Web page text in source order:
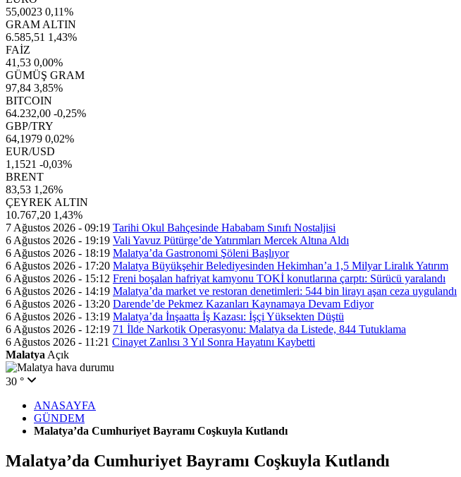
55,0023 0,11%
GRAM ALTIN
6.585,51 1,43%
FAİZ
41,53 0,00%
GÜMÜŞ GRAM
97,84 3,85%
BITCOIN
64.232,00 -0,25%
GBP/TRY
64,1979 0,02%
EUR/USD
1,1521 -0,03%
BRENT
83,53 1,26%
ÇEYREK ALTIN
10.767,20 1,43%
7 Ağustos 2026 - 09:19 Tarihi Okul Bahçesinde Hababam Sınıfı Nostaljisi
6 Ağustos 2026 - 19:19 Vali Yavuz Pütürge’de Yatırımları Mercek Altına Aldı
6 Ağustos 2026 - 18:19 Malatya’da Gastronomi Şöleni Başlıyor
6 Ağustos 2026 - 17:20 Malatya Büyükşehir Belediyesinden Hekimhan’a 1,5 Milyar Liralık Yatırım
6 Ağustos 2026 - 15:12 Freni boşalan hafriyat kamyonu TOKİ konutlarına çarptı: Sürücü yaralandı
6 Ağustos 2026 - 14:19 Malatya’da market ve restoran denetimleri: 544 bin lirayı aşan ceza uygulandı
6 Ağustos 2026 - 13:20 Darende’de Pekmez Kazanları Kaynamaya Devam Ediyor
6 Ağustos 2026 - 13:19 Malatya’da İnşaatta İş Kazası: İşçi Yüksekten Düştü
6 Ağustos 2026 - 12:19 71 İlde Narkotik Operasyonu: Malatya da Listede, 844 Tutuklama
6 Ağustos 2026 - 11:21 Cinayet Zanlısı 3 Yıl Sonra Hayatını Kaybetti
Malatya Açık
30 °
ANASAYFA
GÜNDEM
Malatya’da Cumhuriyet Bayramı Coşkuyla Kutlandı
Malatya’da Cumhuriyet Bayramı Coşkuyla Kutlandı